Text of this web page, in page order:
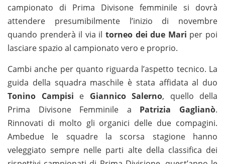
campionato di Prima Divisone femminile si dovrà
attendere presumibilmente l’inizio di novembre
quando prenderà il via il torneo dei due Mari per poi
lasciare spazio al campionato vero e proprio.
Cambi anche per quanto riguarda l’aspetto tecnico. La
guida della squadra maschile è stata affidata al duo
Tonino Campisi e Giannico Salerno, quello della
Prima Divisone Femminile a Patrizia Gaglianò.
Rinnovati di molto gli organici delle due compagini.
Ambedue le squadre la scorsa stagione hanno
veleggiato sempre nelle parti alte della classifica dei